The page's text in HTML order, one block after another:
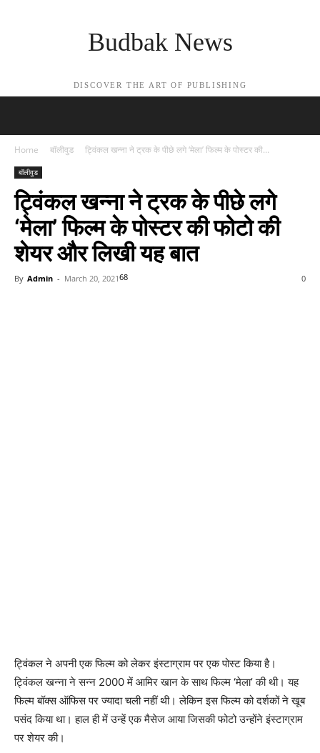
Budbak News
DISCOVER THE ART OF PUBLISHING
Home बॉलीवुड ट्विंकल खन्ना ने ट्रक के पीछे लगे ‘मेला’ फिल्म के पोस्टर की...
बॉलीवुड
ट्विंकल खन्ना ने ट्रक के पीछे लगे
‘मेला’ फिल्म के पोस्टर की फोटो की
शेयर और लिखी यह बात
By Admin - March 20, 2021 0
68
ट्विंकल ने अपनी एक फिल्म को लेकर इंस्टाग्राम पर एक पोस्ट किया है।
ट्विंकल खन्ना ने सन्न 2000 में आमिर खान के साथ फिल्म ‘मेला’ की थी। यह
फिल्म बॉक्स ऑफिस पर ज्यादा चली नहीं थी। लेकिन इस फिल्म को दर्शकों ने खूब
पसंद किया था। हाल ही में उन्हें एक मैसेज आया जिसकी फोटो उन्होंने इंस्टाग्राम
पर शेयर की।